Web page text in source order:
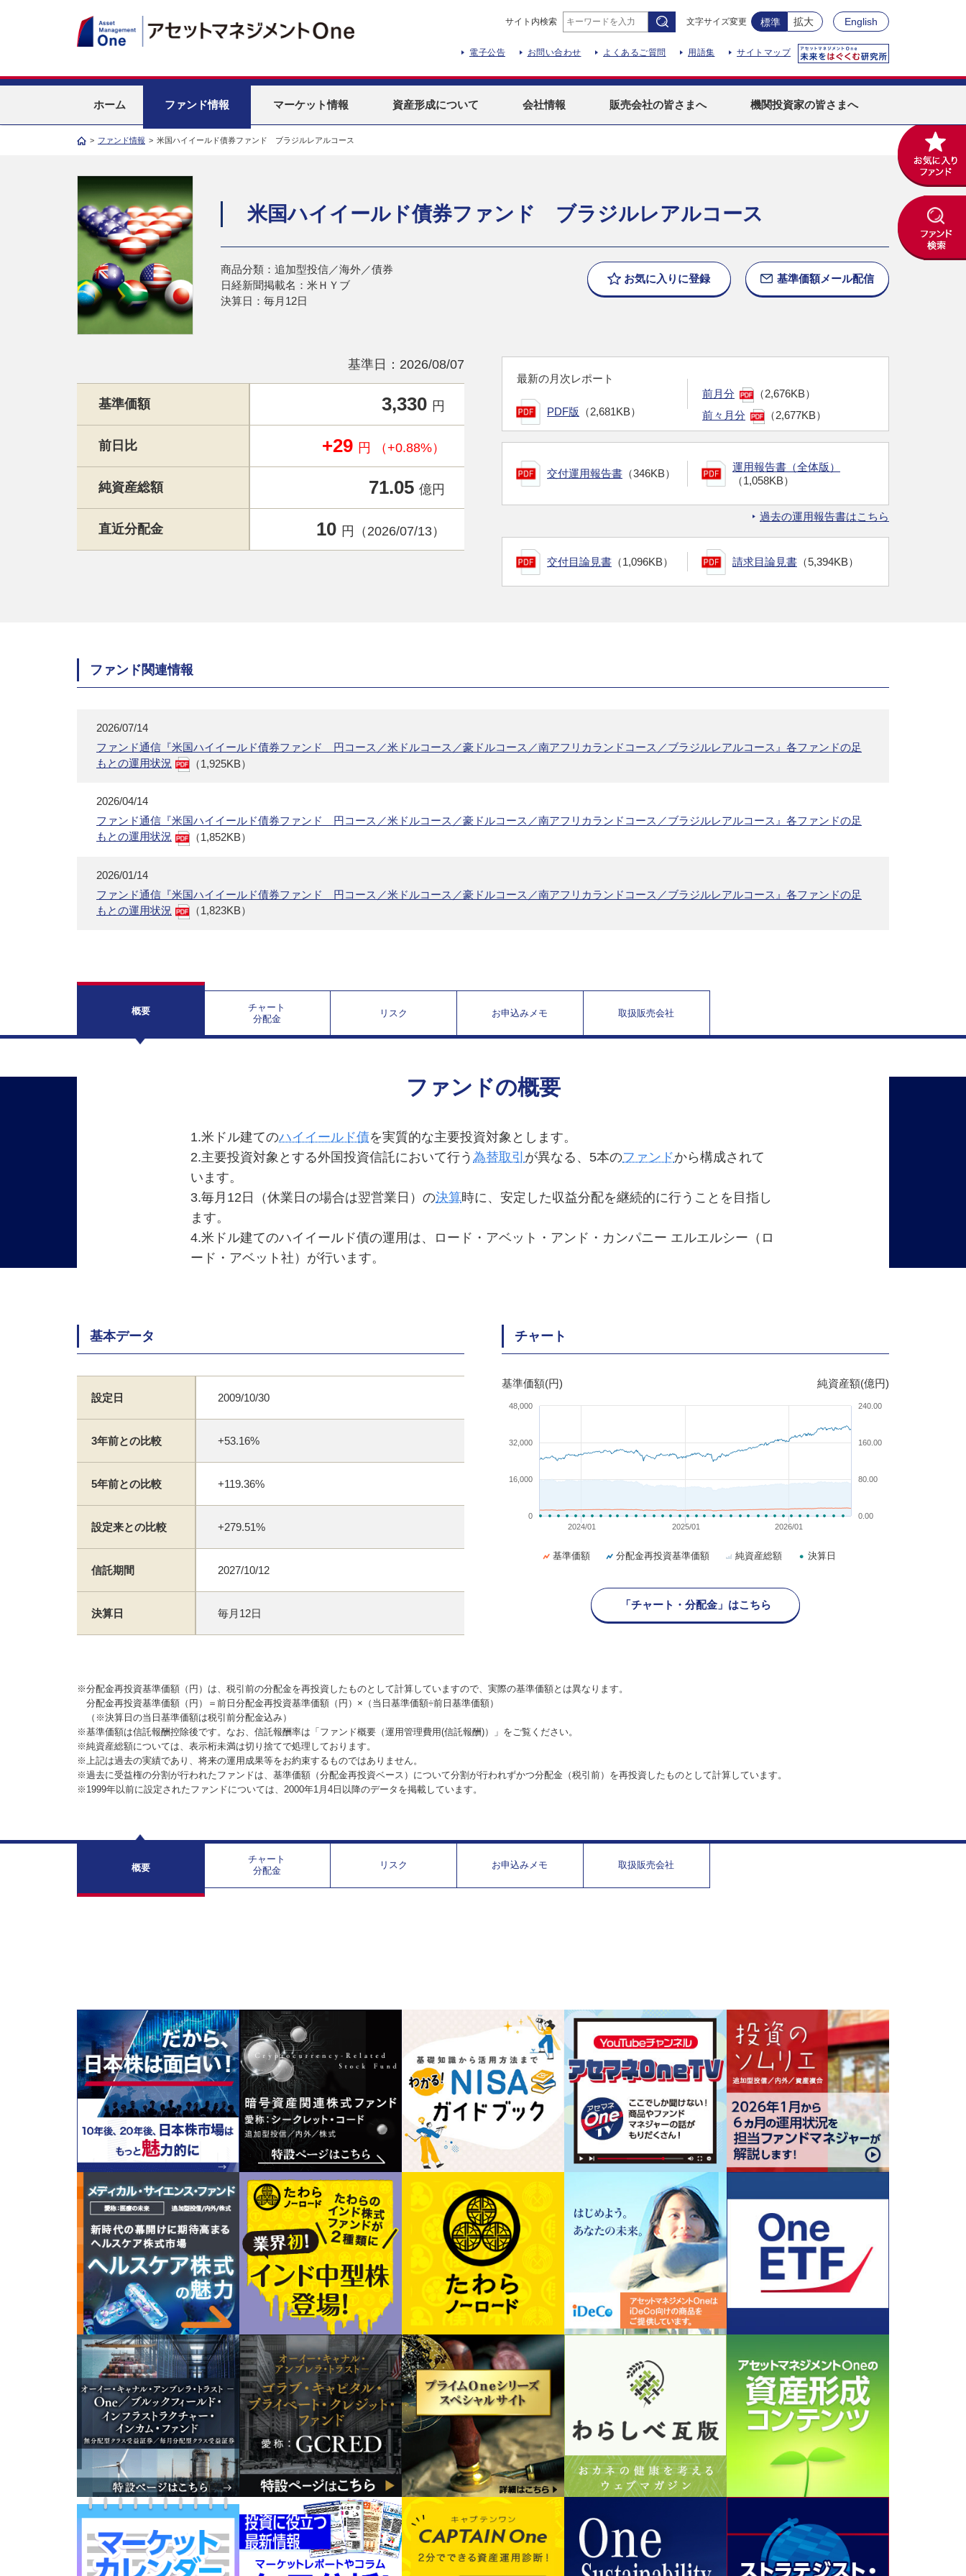
サイト内検索 文字サイズ変更 標準 拡大 English
電子公告 お問い合わせ よくあるご質問 用語集 サイトマップ
ホーム ファンド情報 マーケット情報 資産形成について 会社情報 販売会社の皆さまへ 機関投資家の皆さまへ
> ファンド情報 > 米国ハイイールド債券ファンド ブラジルレアルコース
米国ハイイールド債券ファンド ブラジルレアルコース
商品分類：追加型投信／海外／債券
日経新聞掲載名：米ＨＹブ
決算日：毎月12日
お気に入りに登録 基準価額メール配信
基準日：2026/08/07
基準価額 3,330 円
前日比 +29 円 （+0.88%）
純資産総額 71.05 億円
直近分配金 10 円（2026/07/13）
最新の月次レポート
PDF版 （2,681KB）
前月分
（2,676KB）
前々月分
（2,677KB）
交付運用報告書 （346KB）
運用報告書（全体版）
（1,058KB）
過去の運用報告書はこちら
交付目論見書 （1,096KB） 請求目論見書 （5,394KB）
ファンド関連情報
2026/07/14
ファンド通信『米国ハイイールド債券ファンド 円コース／米ドルコース／豪ドルコース／南アフリカランドコース／ブラジルレアルコース』各ファンドの足
もとの運用状況
（1,925KB）
2026/04/14
ファンド通信『米国ハイイールド債券ファンド 円コース／米ドルコース／豪ドルコース／南アフリカランドコース／ブラジルレアルコース』各ファンドの足
もとの運用状況
（1,852KB）
2026/01/14
ファンド通信『米国ハイイールド債券ファンド 円コース／米ドルコース／豪ドルコース／南アフリカランドコース／ブラジルレアルコース』各ファンドの足
もとの運用状況
（1,823KB）
概要
チャート
分配金
リスク お申込みメモ 取扱販売会社
ファンドの概要
1.米ドル建てのハイイールド債を実質的な主要投資対象とします。
2.主要投資対象とする外国投資信託において行う 為替取引 が異なる、5本のファンドから構成されて
います。
3.毎月12日（休業日の場合は翌営業日）の決算時に、安定した収益分配を継続的に行うことを目指し
ます。
4.米ドル建てのハイイールド債の運用は、ロード・アベット・アンド・カンパニー エルエルシー（ロ
ード・アベット社）が行います。
基本データ
設定日 2009/10/30
3年前との比較 +53.16%
5年前との比較 +119.36%
設定来との比較 +279.51%
信託期間 2027/10/12
決算日 毎月12日
チャート
基準価額(円) 純資産額(億円)
2024/01 2025/01 2026/01
0
16,000
32,000
48,000
0.00
80.00
160.00
240.00
基準価額 分配金再投資基準価額 純資産総額 決算日
「チャート・分配金」はこちら
※分配金再投資基準価額（円）は、税引前の分配金を再投資したものとして計算していますので、実際の基準価額とは異なります。
分配金再投資基準価額（円）＝前日分配金再投資基準価額（円）×（当日基準価額÷前日基準価額）
（※決算日の当日基準価額は税引前分配金込み）
※基準価額は信託報酬控除後です。なお、信託報酬率は「ファンド概要（運用管理費用(信託報酬)）」をご覧ください。
※純資産総額については、表示桁未満は切り捨てで処理しております。
※上記は過去の実績であり、将来の運用成果等をお約束するものではありません。
※過去に受益権の分割が行われたファンドは、基準価額（分配金再投資ベース）について分割が行われずかつ分配金（税引前）を再投資したものとして計算しています。
※1999年以前に設定されたファンドについては、2000年1月4日以降のデータを掲載しています。
概要
チャート
分配金
リスク お申込みメモ 取扱販売会社